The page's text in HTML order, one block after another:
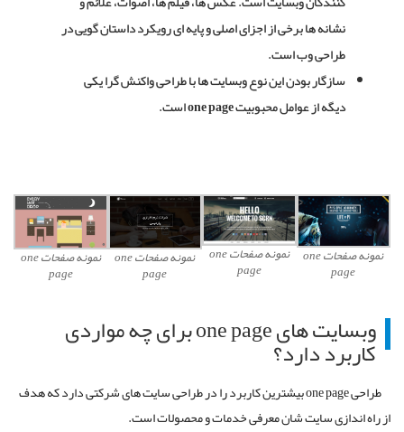
نشانه ها برخی از اجزای اصلی و پایه ای رویکرد داستان گویی در
طراحی وب است.
سازگار بودن این نوع وبسایت ها با طراحی واکنش گرا یکی
دیگه از عوامل محبوبیت one page است.
نمونه صفحات one
page
نمونه صفحات one
page
نمونه صفحات one
page
نمونه صفحات one
page
وبسایت های one page برای چه مواردی
کاربرد دارد؟
طراحی one page بیشترین کاربرد را در طراحی سایت های شرکتی دارد که هدف
از راه اندازی سایت شان معرفی خدمات و محصولات است.